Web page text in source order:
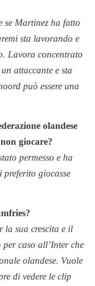
Martinez ha fatto
sta lavorando e
Lavora concentrato
attaccante e sta
può essere una
olandese
giocare?
permesso e ha
preferito giocasse
la sua crescita e il
caso all’Inter che
olandese. Vuole
di vedere le clip